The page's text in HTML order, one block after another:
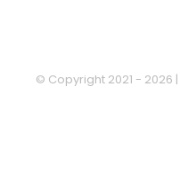
© Copyright 2021 - 2026 |